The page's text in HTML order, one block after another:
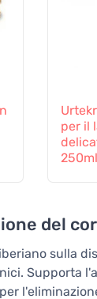
per il
del
sulla
Supporta